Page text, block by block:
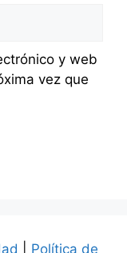
y web
vez que
Política de